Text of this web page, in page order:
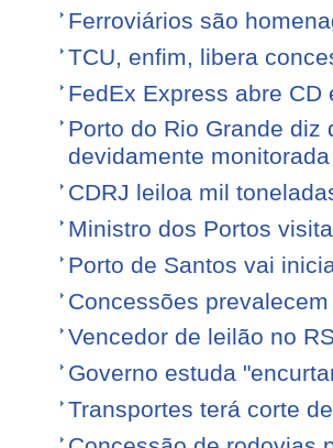
Ferroviários são
TCU, enfim, libera
FedEx Express abre CD
Porto do Rio Grande
devidamente monitorada
CDRJ leiloa mil
Ministro dos Portos
Porto de Santos vai
Concessões
Vencedor de leilão no
Governo estuda
Transportes terá corte